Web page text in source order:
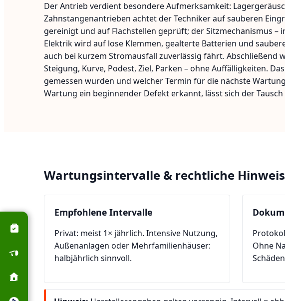
Der Antrieb verdient besondere Aufmerksamkeit:
Zahnstangenantrieben achtet der Techniker auf sauberen
gereinigt und auf Flachstellen geprüft; der Sitzmechanismus –
Elektrik wird auf lose Klemmen, gealterte Batterien und
auch bei kurzem Stromausfall zuverlässig fährt. Abschließend
Steigung, Kurve, Podest, Ziel, Parken – ohne Auffälligkeiten.
gemessen wurden und welcher Termin für die nächste
Wartung ein beginnender Defekt erkannt, lässt sich der
Wartungsintervalle & rechtliche
Empfohlene Intervalle
Privat: meist 1× jährlich. Intensive Nutzung,
Außenanlagen oder Mehrfamilienhäuser:
halbjährlich sinnvoll.
Ohne